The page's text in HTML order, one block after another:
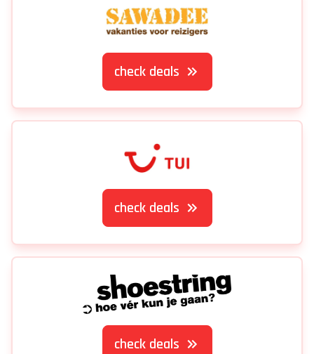
check deals
check deals
check deals